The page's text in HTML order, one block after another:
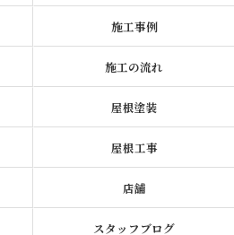
施工事例
施工の流れ
屋根塗装
屋根工事
店舗
スタッフブログ